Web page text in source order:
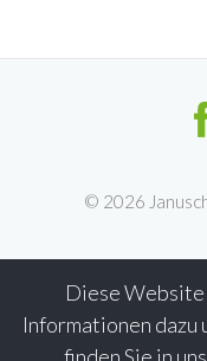
Diese
Informationen dazu
© 2026